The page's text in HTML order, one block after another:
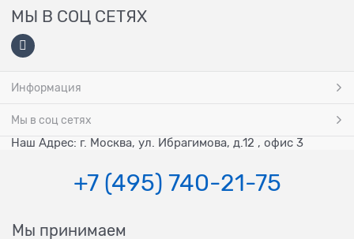
МЫ В СОЦ СЕТЯХ
Информация
Мы в соц сетях
Наш Адрес: г. Москва, ул. Ибрагимова, д.12 , офис 3
+7 (495) 740-21-75
Мы принимаем